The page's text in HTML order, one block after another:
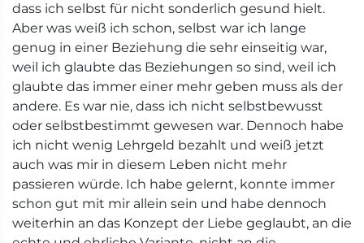
dass ich selbst für nicht sonderlich gesund hielt.
Aber was weiß ich schon, selbst war ich lange
genug in einer Beziehung die sehr einseitig war,
weil ich glaubte das Beziehungen so sind, weil ich
glaubte das immer einer mehr geben muss als der
andere. Es war nie, dass ich nicht selbstbewusst
oder selbstbestimmt gewesen war. Dennoch habe
ich nicht wenig Lehrgeld bezahlt und weiß jetzt
auch was mir in diesem Leben nicht mehr
passieren würde. Ich habe gelernt, konnte immer
schon gut mit mir allein sein und habe dennoch
weiterhin an das Konzept der Liebe geglaubt, an die